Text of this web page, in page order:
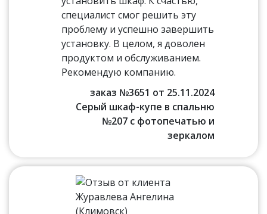
специалист смог решить эту
проблему и успешно завершить
установку. В целом, я доволен
продуктом и обслуживанием.
Рекомендую компанию.
заказ №3651 от 25.11.2024
Серый шкаф-купе в спальню
№207 с фотопечатью и
зеркалом